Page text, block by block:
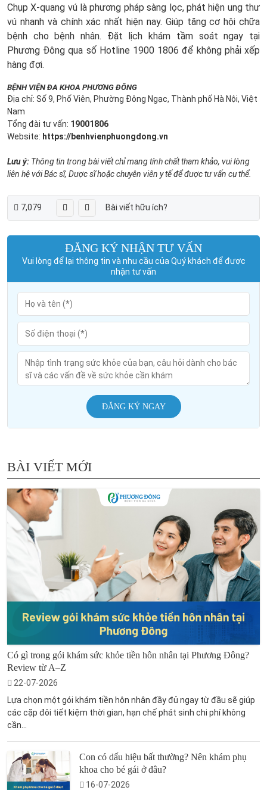
Chụp X-quang vú là phương pháp sàng lọc, phát hiện ung thư
vú nhanh và chính xác nhất hiện nay. Giúp tăng cơ hội chữa
bệnh cho bệnh nhân. Đặt lịch khám tầm soát ngay tại
Phương Đông qua số Hotline 1900 1806 để không phải xếp
hàng đợi.
BỆNH VIỆN ĐA KHOA PHƯƠNG ĐÔNG
Địa chỉ: Số 9, Phố Viên, Phường Đông Ngạc, Thành phố Hà Nội, Việt
Nam
Tổng đài tư vấn: 19001806
Website: https://benhvienphuongdong.vn
Lưu ý: Thông tin trong bài viết chỉ mang tính chất tham khảo, vui lòng
liên hệ với Bác sĩ, Dược sĩ hoặc chuyên viên y tế để được tư vấn cụ thể.
7,079 Bài viết hữu ích?
ĐĂNG KÝ NHẬN TƯ VẤN
Vui lòng để lại thông tin và nhu cầu của Quý khách để được
nhận tư vấn
ĐĂNG KÝ NGAY
BÀI VIẾT MỚI
Có gì trong gói khám sức khỏe tiền hôn nhân tại Phương Đông?
Review từ A–Z
22-07-2026
Lựa chọn một gói khám tiền hôn nhân đầy đủ ngay từ đầu sẽ giúp
các cặp đôi tiết kiệm thời gian, hạn chế phát sinh chi phí không
cần...
Con có dấu hiệu bất thường? Nên khám phụ
khoa cho bé gái ở đâu?
16-07-2026